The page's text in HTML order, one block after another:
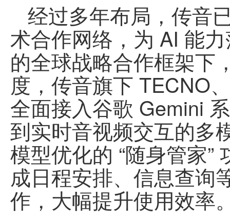
经过多年布局，传音
术合作网络，为 AI 能
的全球战略合作框架下
度，传音旗下 TECNO
全面接入谷歌 Gemini
到实时音视频交互的多
模型优化的 “随身管家”
成日程安排、信息查询
作，大幅提升使用效率